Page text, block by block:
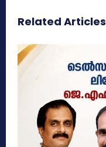
Related Articles